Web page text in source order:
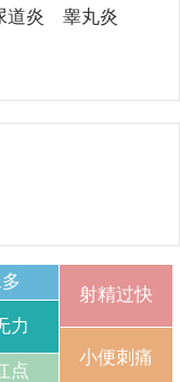
道炎 睾丸炎
力
点
射精过快
小便刺痛